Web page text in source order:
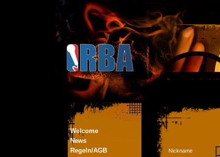
Welcome
News
Regeln/AGB
Nickname